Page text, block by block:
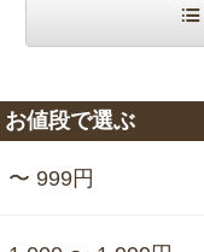
お値段で選ぶ
〜 999円